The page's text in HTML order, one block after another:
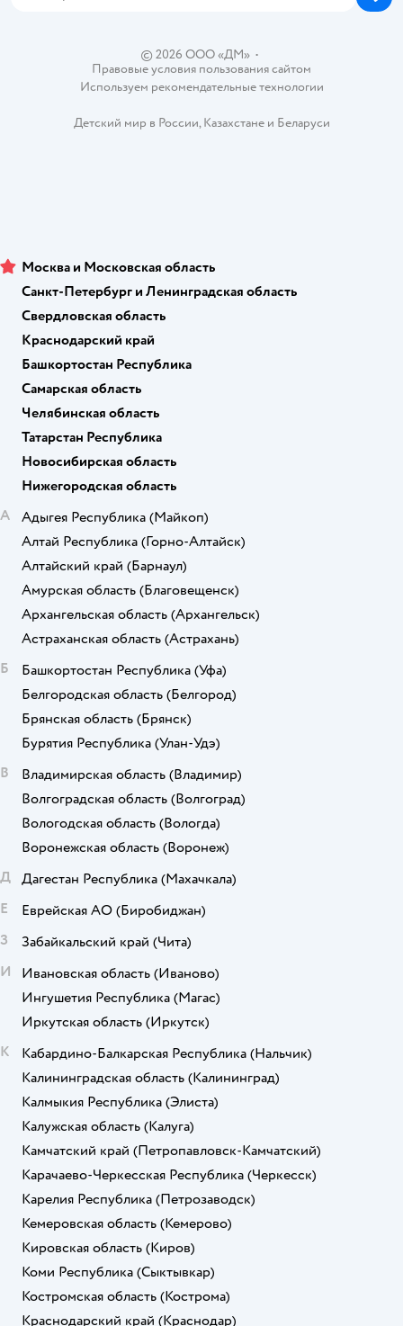
© 2026 ООО «ДМ»•
Правовые условия пользования сайтом
Используем рекомендательные технологии
Детский мир в России,Казахстанеи Беларуси
Москва и Московская область
Санкт-Петербург и Ленинградская область
Свердловская область
Краснодарский край
Башкортостан Республика
Самарская область
Челябинская область
Татарстан Республика
Новосибирская область
Нижегородская область
А
Адыгея Республика (Майкоп)
Алтай Республика (Горно-Алтайск)
Алтайский край (Барнаул)
Амурская область (Благовещенск)
Архангельская область (Архангельск)
Астраханская область (Астрахань)
Б
Башкортостан Республика (Уфа)
Белгородская область (Белгород)
Брянская область (Брянск)
Бурятия Республика (Улан-Удэ)
В
Владимирская область (Владимир)
Волгоградская область (Волгоград)
Вологодская область (Вологда)
Воронежская область (Воронеж)
Д Дагестан Республика (Махачкала)
Е
Еврейская АО (Биробиджан)
З
Забайкальский край (Чита)
И
Ивановская область (Иваново)
Ингушетия Республика (Магас)
Иркутская область (Иркутск)
К
Кабардино-Балкарская Республика (Нальчик)
Калининградская область (Калининград)
Калмыкия Республика (Элиста)
Калужская область (Калуга)
Камчатский край (Петропавловск-Камчатский)
Карачаево-Черкесская Республика (Черкесск)
Карелия Республика (Петрозаводск)
Кемеровская область (Кемерово)
Кировская область (Киров)
Коми Республика (Сыктывкар)
Костромская область (Кострома)
Краснодарский край (Краснодар)